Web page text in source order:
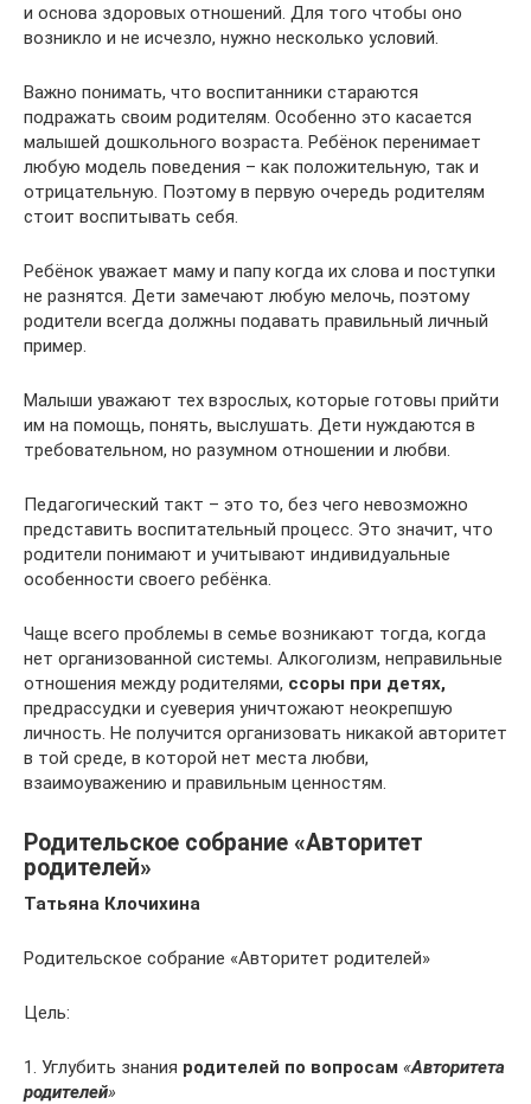
и основа здоровых отношений. Для того чтобы оно
возникло и не исчезло, нужно несколько условий.
Важно понимать, что воспитанники стараются
подражать своим родителям. Особенно это касается
малышей дошкольного возраста. Ребёнок перенимает
любую модель поведения – как положительную, так и
отрицательную. Поэтому в первую очередь родителям
стоит воспитывать себя.
Ребёнок уважает маму и папу когда их слова и поступки
не разнятся. Дети замечают любую мелочь, поэтому
родители всегда должны подавать правильный личный
пример.
Малыши уважают тех взрослых, которые готовы прийти
им на помощь, понять, выслушать. Дети нуждаются в
требовательном, но разумном отношении и любви.
Педагогический такт – это то, без чего невозможно
представить воспитательный процесс. Это значит, что
родители понимают и учитывают индивидуальные
особенности своего ребёнка.
Чаще всего проблемы в семье возникают тогда, когда
нет организованной системы. Алкоголизм, неправильные
отношения между родителями, ссоры при детях,
предрассудки и суеверия уничтожают неокрепшую
личность. Не получится организовать никакой авторитет
в той среде, в которой нет места любви,
взаимоуважению и правильным ценностям.
Родительское собрание «Авторитет
родителей»
Татьяна Клочихина
Родительское собрание «Авторитет родителей»
Цель:
1. Углубить знания родителей по вопросам «Авторитета
родителей»